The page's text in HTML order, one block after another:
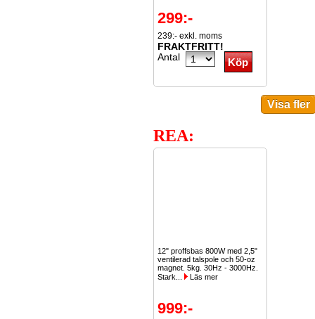
299:-
239:- exkl. moms
FRAKTFRITT!
Antal
REA:
12" proffsbas 800W med 2,5"
ventilerad talspole och 50-oz
magnet. 5kg. 30Hz - 3000Hz.
Stark...
Läs mer
999:-